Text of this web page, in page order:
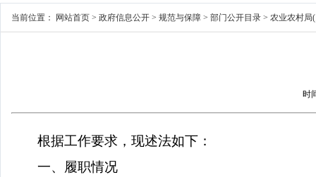
当前位置： 网站首页 > 政府信息公开 > 规范与保障 > 部门公开目录 > 农业农村局
时
根据工作要求，现述法如下：
一、履职情况